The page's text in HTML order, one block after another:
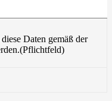
Daten gemäß der